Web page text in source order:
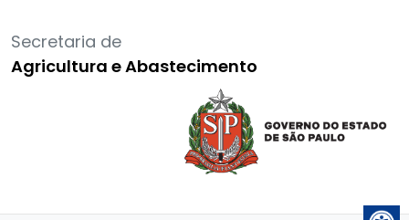
Secretaria de
Agricultura e Abastecimento